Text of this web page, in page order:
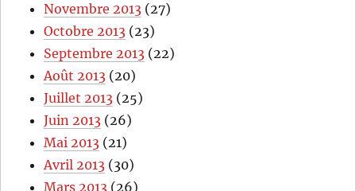
Novembre 2013 (27)
Octobre 2013 (23)
Septembre 2013 (22)
Août 2013 (20)
Juillet 2013 (25)
Juin 2013 (26)
Mai 2013 (21)
Avril 2013 (30)
Mars 2013 (26)